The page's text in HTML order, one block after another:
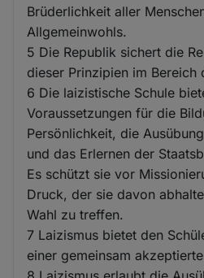
Brüderlichkeit aller
Allgemeinwohls.
5 Die Republik sichert die
dieser Prinzipien im Bereich
6 Die laizistische Schule
Voraussetzungen für die
Persönlichkeit, die
und das Erlernen der
Es schützt sie vor
Druck, der sie davon
Wahl zu treffen.
7 Laizismus bietet den
einer gemeinsam